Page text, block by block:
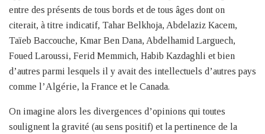
entre des présents de tous bords et de tous âges dont on
citerait, à titre indicatif, Tahar Belkhoja, Abdelaziz Kacem,
Taïeb Baccouche, Kmar Ben Dana, Abdelhamid Larguech,
Foued Laroussi, Ferid Memmich, Habib Kazdaghli et bien
d’autres parmi lesquels il y avait des intellectuels d’autres pays
comme l’Algérie, la France et le Canada.
On imagine alors les divergences d’opinions qui toutes
soulignent la gravité (au sens positif) et la pertinence de la